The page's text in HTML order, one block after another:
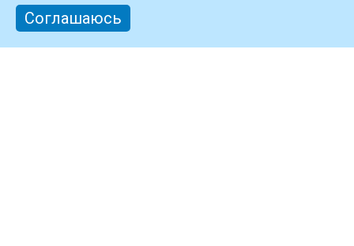
Соглашаюсь